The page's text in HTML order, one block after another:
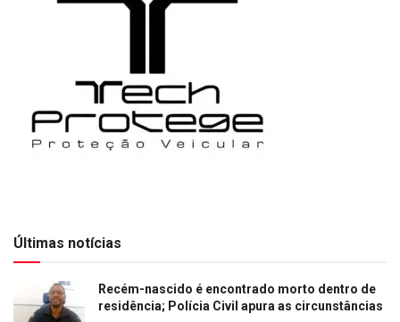
Últimas notícias
Recém-nascido é encontrado morto dentro de
residência; Polícia Civil apura as circunstâncias